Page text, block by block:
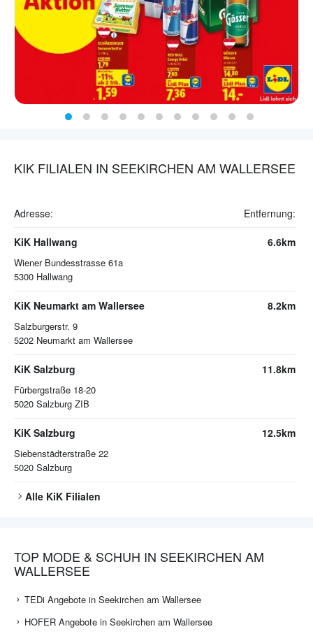
KIK FILIALEN IN SEEKIRCHEN AM WALLERSEE
Adresse: Entfernung:
KiK Hallwang
Wiener Bundesstrasse 61a
5300 Hallwang
6.6km
KiK Neumarkt am Wallersee
Salzburgerstr. 9
5202 Neumarkt am Wallersee
8.2km
KiK Salzburg
Fürbergstraße 18-20
5020 Salzburg ZIB
11.8km
KiK Salzburg
Siebenstädterstraße 22
5020 Salzburg
12.5km
Alle KiK Filialen
TOP MODE & SCHUH IN SEEKIRCHEN AM
WALLERSEE
TEDi Angebote in Seekirchen am Wallersee
HOFER Angebote in Seekirchen am Wallersee